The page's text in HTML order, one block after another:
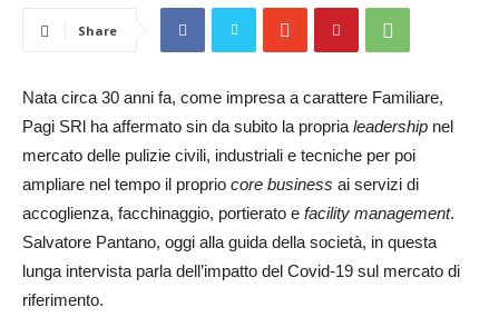
Share
Nata circa 30 anni fa, come impresa a carattere Familiare,
Pagi SRl ha affermato sin da subito la propria leadership nel
mercato delle pulizie civili, industriali e tecniche per poi
ampliare nel tempo il proprio core business ai servizi di
accoglienza, facchinaggio, portierato e facility management.
Salvatore Pantano, oggi alla guida della società, in questa
lunga intervista parla dell’impatto del Covid-19 sul mercato di
riferimento.